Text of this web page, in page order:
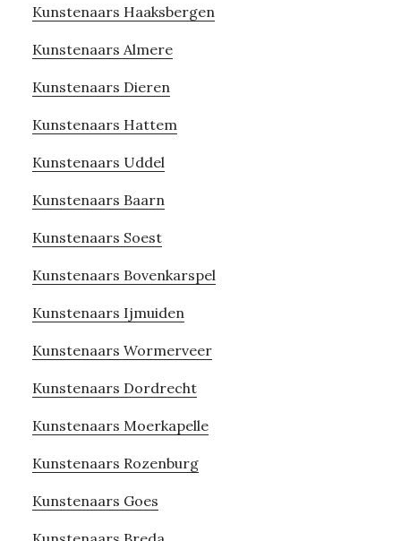
Kunstenaars Haaksbergen
Kunstenaars Almere
Kunstenaars Dieren
Kunstenaars Hattem
Kunstenaars Uddel
Kunstenaars Baarn
Kunstenaars Soest
Kunstenaars Bovenkarspel
Kunstenaars Ijmuiden
Kunstenaars Wormerveer
Kunstenaars Dordrecht
Kunstenaars Moerkapelle
Kunstenaars Rozenburg
Kunstenaars Goes